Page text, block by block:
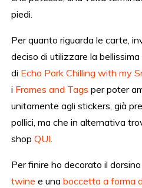
piedi.
Per quanto riguarda le carte,
deciso di utilizzare la
di Echo Park Chilling with my
i Frames and Tags per poter
unitamente agli stickers, già
pollici, ma che in alternativa
shopQUI.
Per finire ho decorato il
twine e unaboccetta a forma